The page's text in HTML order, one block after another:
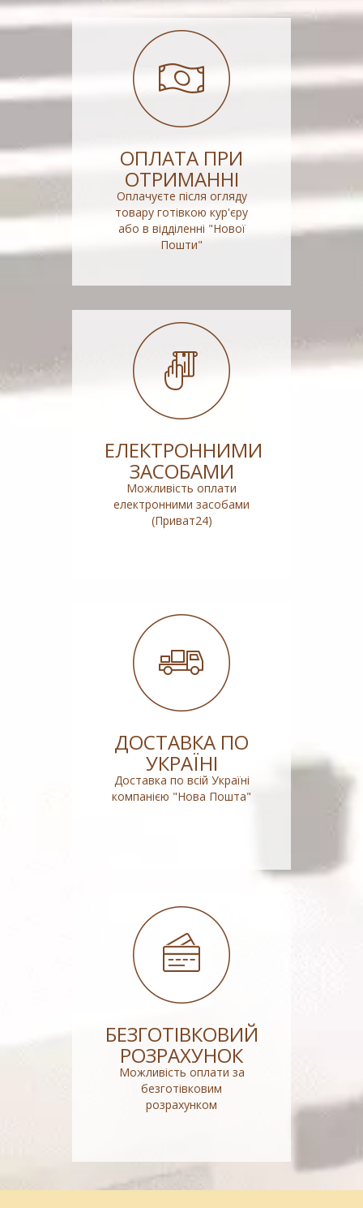
ОПЛАТА ПРИ
ОТРИМАННІ
Оплачуєте після огляду
товару готівкою кур'єру
або в відділенні "Нової
Пошти"
ЕЛЕКТРОННИМИ
ЗАСОБАМИ
Можливість оплати
електронними засобами
(Приват24)
ДОСТАВКА ПО
УКРАЇНІ
Доставка по всій Україні
компанією "Нова Пошта"
БЕЗГОТІВКОВИЙ
РОЗРАХУНОК
Можливість оплати за
безготівковим
розрахунком